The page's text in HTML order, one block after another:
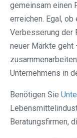
gemeinsam einen
erreichen. Egal,
Verbesserung der
neuer Märkte geht
Unternehmens in
Benötigen Sie
Beratungsfirmen,